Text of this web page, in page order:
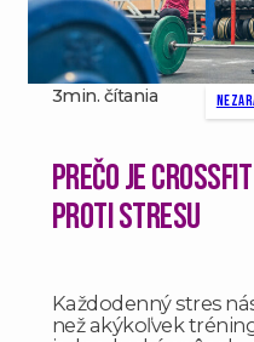
3min. čítania
Prečo je
proti stresu
Každodenný stres
než akýkoľvek